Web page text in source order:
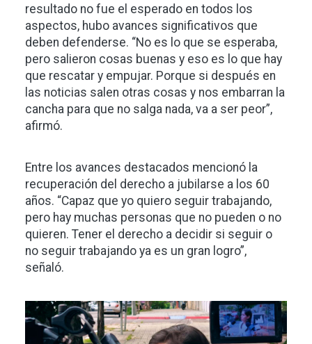
resultado no fue el esperado en todos los
aspectos, hubo avances significativos que
deben defenderse. “No es lo que se esperaba,
pero salieron cosas buenas y eso es lo que hay
que rescatar y empujar. Porque si después en
las noticias salen otras cosas y nos embarran la
cancha para que no salga nada, va a ser peor”,
afirmó.
Entre los avances destacados mencionó la
recuperación del derecho a jubilarse a los 60
años. “Capaz que yo quiero seguir trabajando,
pero hay muchas personas que no pueden o no
quieren. Tener el derecho a decidir si seguir o
no seguir trabajando ya es un gran logro”,
señaló.
Imagen